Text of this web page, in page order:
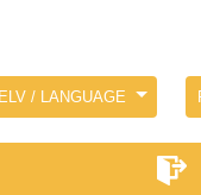
/ LANGUAGE